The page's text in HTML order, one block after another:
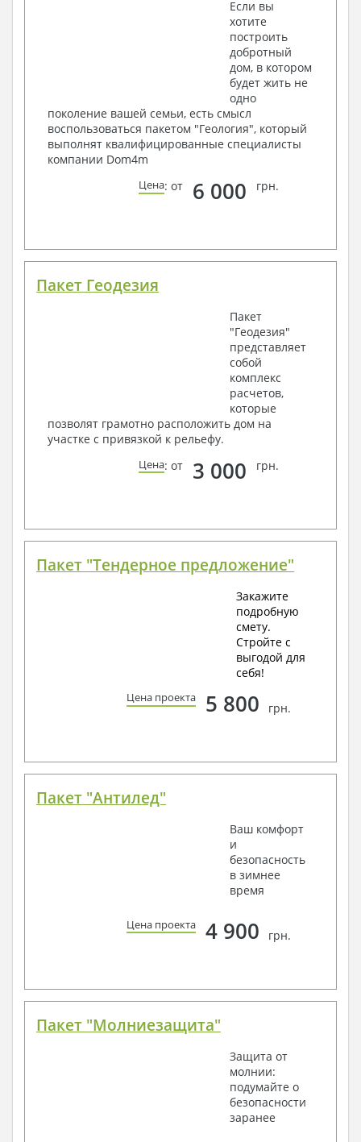
Если вы
хотите
построить
добротный
дом, в котором
будет жить не
одно
поколение вашей семьи, есть смысл
воспользоваться пакетом "Геология", который
выполнят квалифицированные специалисты
компании Dom4m
Цена: от 6 000 грн.
Пакет Геодезия
Пакет
"Геодезия"
представляет
собой
комплекс
расчетов,
которые
позволят грамотно расположить дом на
участке с привязкой к рельефу.
Цена: от 3 000 грн.
Пакет "Тендерное предложение"
Закажите
подробную
смету.
Стройте с
выгодой для
себя!
Цена проекта 5 800 грн.
Пакет "Антилед"
Ваш комфорт
и
безопасность
в зимнее
время
Цена проекта 4 900 грн.
Пакет "Молниезащита"
Защита от
молнии:
подумайте о
безопасности
заранее